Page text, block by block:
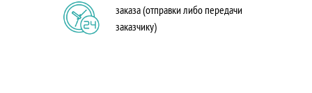
заказа (отправки либо передачи
заказчику)